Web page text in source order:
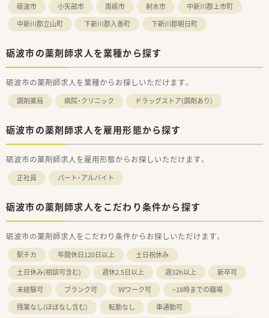
砺波市
小矢部市 南砺市 射水市
中新川郡上市町
中新川郡立山町
下新川郡入善町 下新川郡朝日町
砺波市の薬剤師求人を業種から探す
砺波市の薬剤師求人を業種からお探しいただけます。
調剤薬局 病院・クリニック ドラッグストア(調剤あり)
砺波市の薬剤師求人を雇用形態から探す
砺波市の薬剤師求人を雇用形態からお探しいただけます。
正社員 パート・アルバイト
砺波市の薬剤師求人をこだわり条件から探す
砺波市の薬剤師求人をこだわり条件からお探しいただけます。
駅チカ 年間休日120日以上
土日祝休み
土日休み(相談可含む)
週休2.5日以上 週32h以上
新卒可
未経験可
ブランク可 Ｗワーク可
~18時までの職場
残業なし(ほぼなし含む)
転勤なし
車通勤可